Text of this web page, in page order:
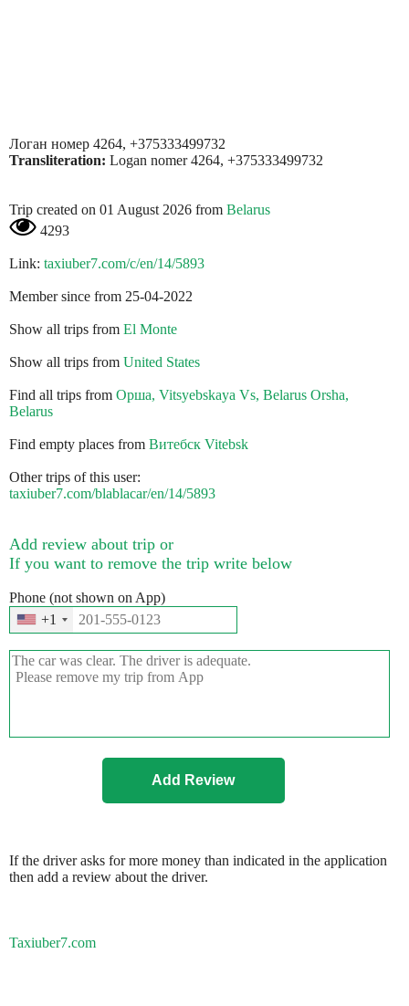
Логан номер 4264, +375333499732
Transliteration: Logan nomer 4264, +375333499732
Trip created on 01 August 2026 from Belarus
4293
Link: taxiuber7.com/c/en/14/5893
Member since from 25-04-2022
Show all trips from El Monte
Show all trips from United States
Find all trips from Орша, Vitsyebskaya Vs, Belarus Orsha,
Belarus
Find empty places from Витебск Vitebsk
Other trips of this user:
taxiuber7.com/blablacar/en/14/5893
Add review about trip or
If you want to remove the trip write below
Phone (not shown on App)
+1
If the driver asks for more money than indicated in the application
then add a review about the driver.
Taxiuber7.com